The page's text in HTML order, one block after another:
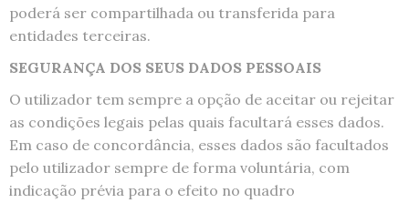
poderá ser compartilhada ou transferida para
entidades terceiras.
SEGURANÇA DOS SEUS DADOS PESSOAIS
O utilizador tem sempre a opção de aceitar ou rejeitar
as condições legais pelas quais facultará esses dados.
Em caso de concordância, esses dados são facultados
pelo utilizador sempre de forma voluntária, com
indicação prévia para o efeito no quadro